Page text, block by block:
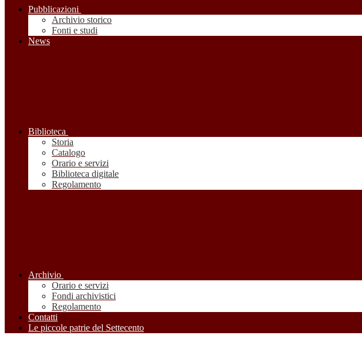
Pubblicazioni
Archivio storico
Fonti e studi
News
Biblioteca
Storia
Catalogo
Orario e servizi
Biblioteca digitale
Regolamento
Archivio
Orario e servizi
Fondi archivistici
Regolamento
Contatti
Le piccole patrie del Settecento